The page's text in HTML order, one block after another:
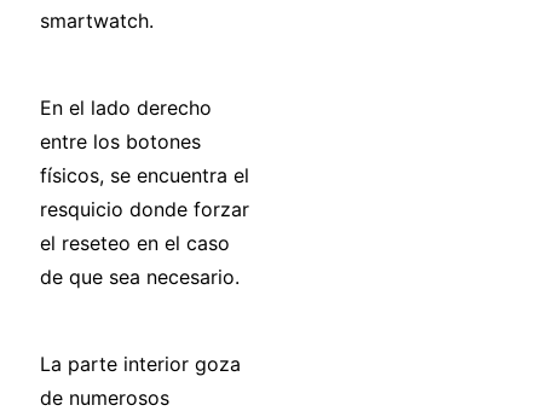
smartwatch.
En el lado derecho
entre los botones
físicos, se encuentra el
resquicio donde forzar
el reseteo en el caso
de que sea necesario.
La parte interior goza
de numerosos